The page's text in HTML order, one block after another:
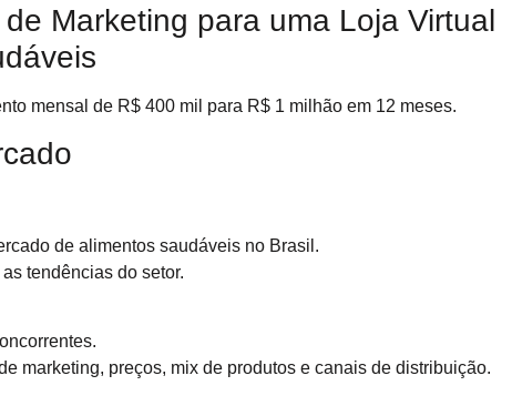
Marketing para uma Loja Virtual
mensal de R$ 400 mil para R$ 1 milhão em 12 meses.
de alimentos saudáveis no Brasil.
tendências do setor.
marketing, preços, mix de produtos e canais de distribuição.